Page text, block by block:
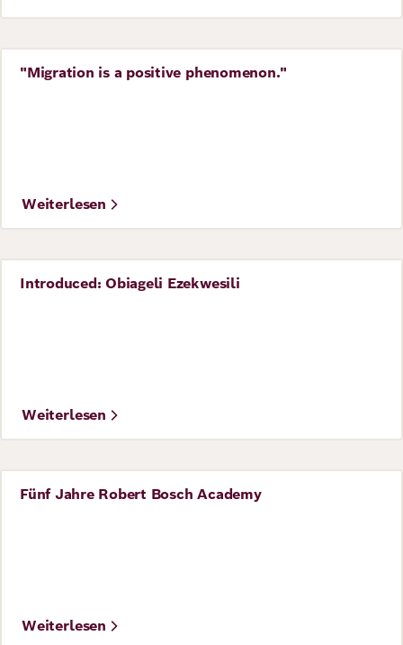
Perspective
"Migration is a positive phenomenon."
Weiterlesen
Perspective
Introduced: Obiageli Ezekwesili
Weiterlesen
Perspective
Fünf Jahre Robert Bosch Academy
Weiterlesen